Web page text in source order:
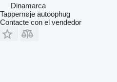
Dinamarca
Tappernøje autoophug
Contacte con el vendedor